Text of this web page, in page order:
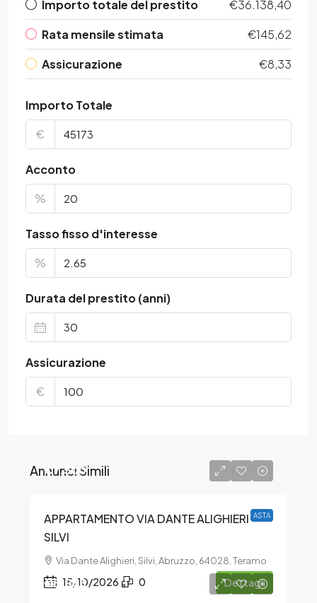
Importo totale del prestito
€36.138,40
Rata mensile stimata
€145,62
Assicurazione
€8,33
Importo Totale
€
Acconto
%
Tasso fisso d'interesse
%
Durata del prestito (anni)
Assicurazione
€
Annunci Simili
ASTA
€7.500
APPARTAMENTO VIA DANTE ALIGHIERI –
SILVI
Via Dante Alighieri, Silvi, Abruzzo, 64028, Teramo
15/10/2026 0 Dettagli
€5.063